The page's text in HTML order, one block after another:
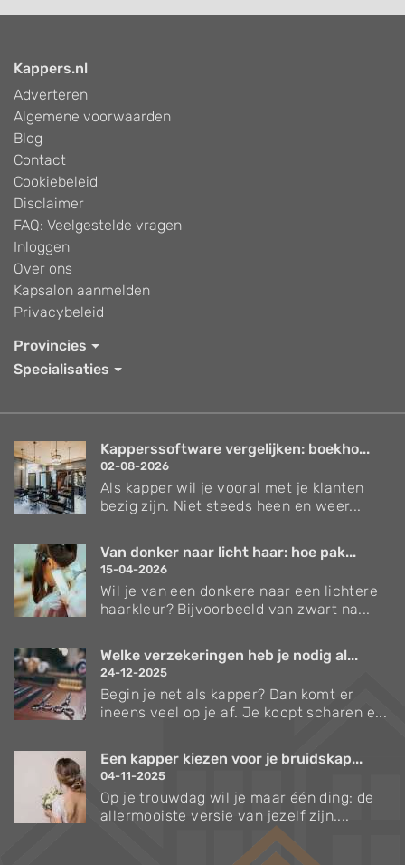
Kappers.nl
Adverteren
Algemene voorwaarden
Blog
Contact
Cookiebeleid
Disclaimer
FAQ: Veelgestelde vragen
Inloggen
Over ons
Kapsalon aanmelden
Privacybeleid
Provincies
Specialisaties
Kapperssoftware vergelijken: boekho...
02-08-2026
Als kapper wil je vooral met je klanten
bezig zijn. Niet steeds heen en weer...
Van donker naar licht haar: hoe pak...
15-04-2026
Wil je van een donkere naar een lichtere
haarkleur? Bijvoorbeeld van zwart na...
Welke verzekeringen heb je nodig al...
24-12-2025
Begin je net als kapper? Dan komt er
ineens veel op je af. Je koopt scharen e...
Een kapper kiezen voor je bruidskap...
04-11-2025
Op je trouwdag wil je maar één ding: de
allermooiste versie van jezelf zijn....